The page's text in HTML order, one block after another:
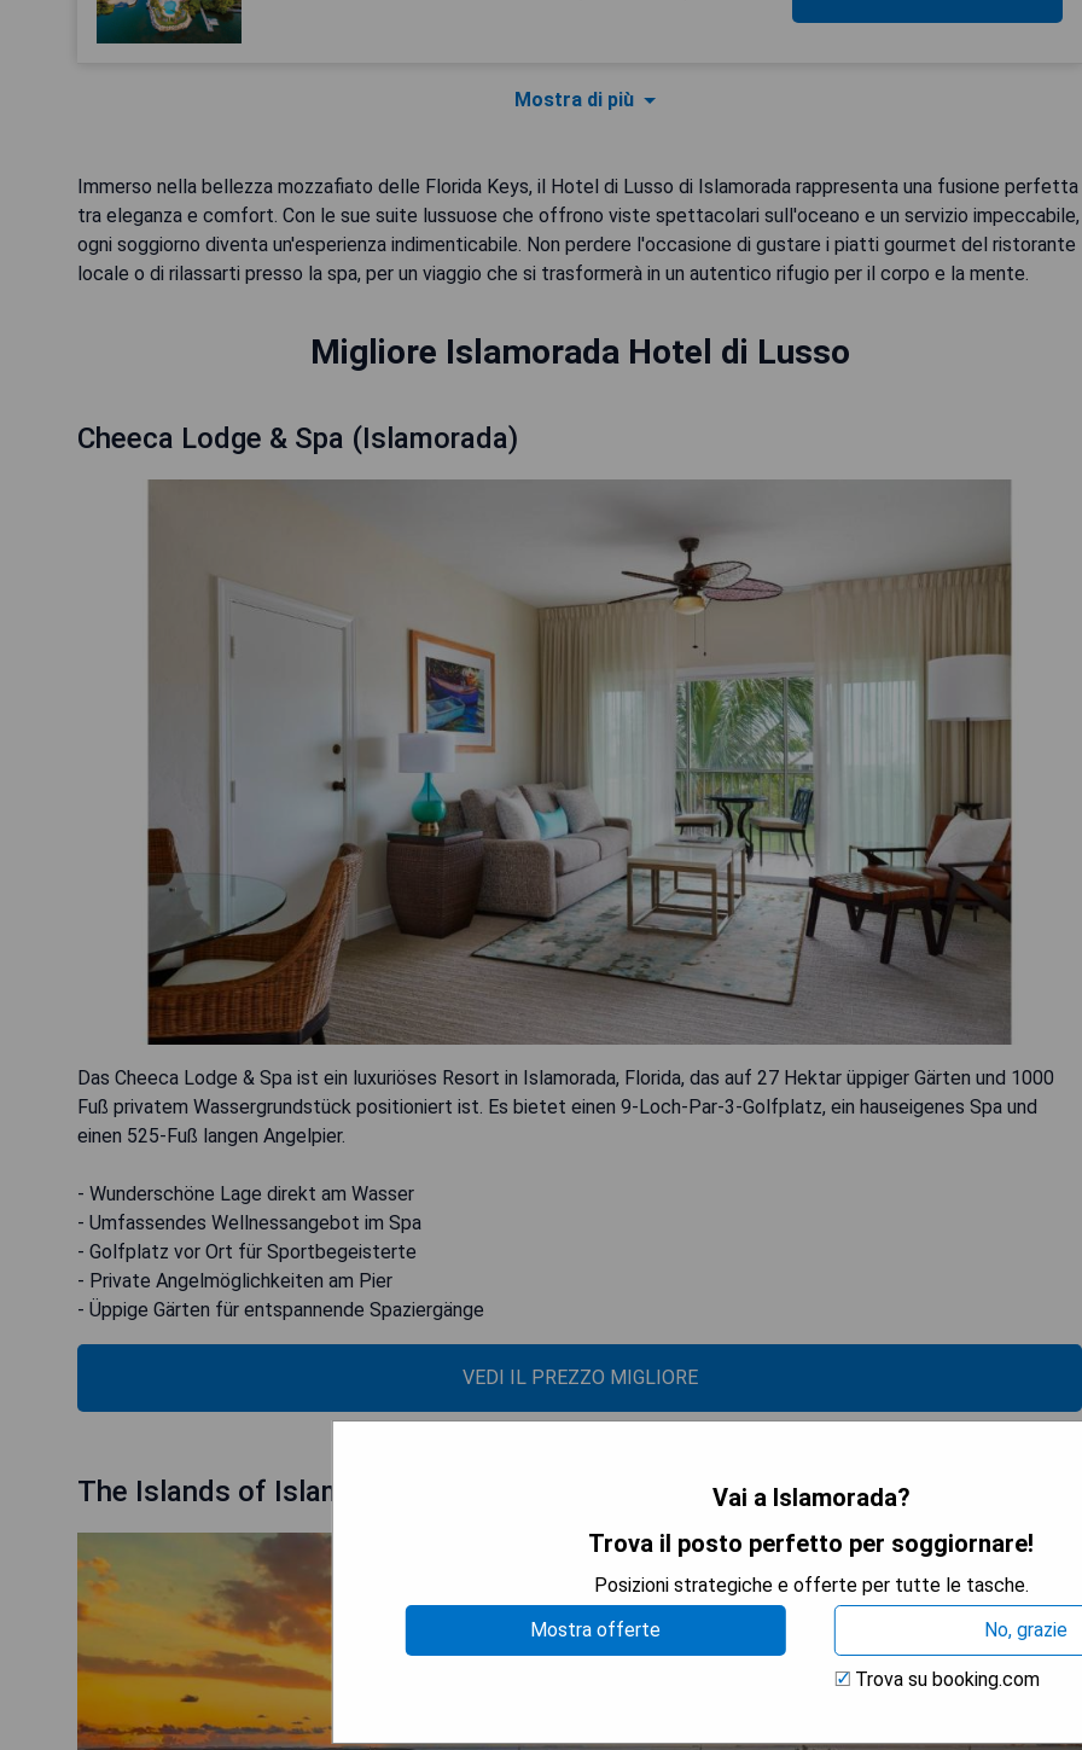
Mostra di più
Immerso nella bellezza mozzafiato delle Florida Keys, il Hotel di Lusso di Islamorada rappresenta una fusione perfetta
tra eleganza e comfort. Con le sue suite lussuose che offrono viste spettacolari sull'oceano e un servizio impeccabile,
ogni soggiorno diventa un'esperienza indimenticabile. Non perdere l'occasione di gustare i piatti gourmet del ristorante
locale o di rilassarti presso la spa, per un viaggio che si trasformerà in un autentico rifugio per il corpo e la mente.
Migliore Islamorada Hotel di Lusso
Cheeca Lodge & Spa (Islamorada)
Das Cheeca Lodge & Spa ist ein luxuriöses Resort in Islamorada, Florida, das auf 27 Hektar üppiger Gärten und 1000
Fuß privatem Wassergrundstück positioniert ist. Es bietet einen 9-Loch-Par-3-Golfplatz, ein hauseigenes Spa und
einen 525-Fuß langen Angelpier.
- Wunderschöne Lage direkt am Wasser
- Umfassendes Wellnessangebot im Spa
- Golfplatz vor Ort für Sportbegeisterte
- Private Angelmöglichkeiten am Pier
- Üppige Gärten für entspannende Spaziergänge
VEDI IL PREZZO MIGLIORE
The Islands of Islamorada (Islamorada)
Vai a Islamorada?
Trova il posto perfetto per soggiornare!
Posizioni strategiche e offerte per tutte le tasche.
Mostra offerte
No, grazie
Trova su booking.com